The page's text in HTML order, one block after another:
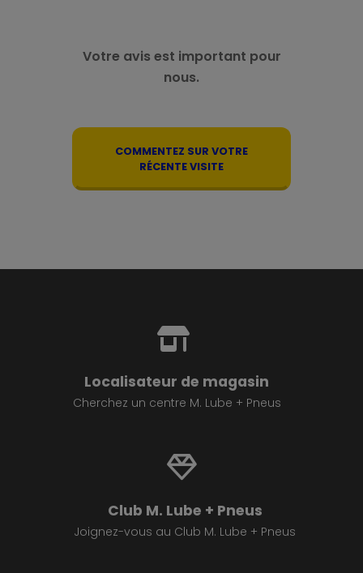
Votre avis est important pour
nous.
COMMENTEZ SUR VOTRE
RÉCENTE VISITE
Localisateur de magasin
Cherchez un centre M. Lube + Pneus
Club M. Lube + Pneus
Joignez-vous au Club M. Lube + Pneus